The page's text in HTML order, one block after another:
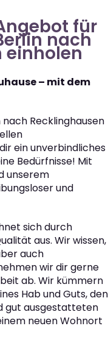
für
nach
einholen
– mit dem
Recklinghausen
ein unverbindliches
Bedürfnisse! Mit
unserem
und
sich durch
aus. Wir wissen,
auch
wir dir gerne
ab. Wir kümmern
Hab und Guts, den
gut ausgestatteten
neuen Wohnort